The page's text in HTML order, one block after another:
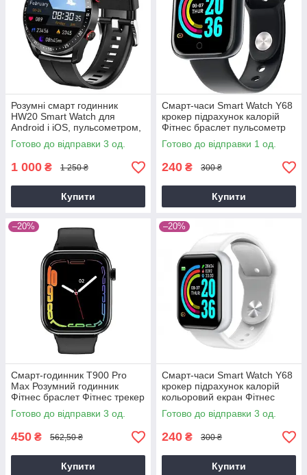
Розумні смарт годинник
HW20 Smart Watch для
Android і iOS, пульсометром,
тонометром, крокоміром
(чорні ))
Готово до відправки 3 од.
1 000 ₴ 1 250 ₴
Купити
Смарт-часи Smart Watch Y68
крокер підрахунок калорій
Фітнес браслет пульсометр
тонометр
Готово до відправки 1 од.
240 ₴ 300 ₴
Купити
–20%
Смарт-годинник T900 Pro
Max Розумний годинник
Фітнес браслет Фітнес трекер
Готово до відправки 3 од.
450 ₴ 562,50 ₴
Купити
–20%
Смарт-часи Smart Watch Y68
крокер підрахунок калорій
кольоровий екран Фітнес
браслет пульсометр
тонометр
Готово до відправки 3 од.
240 ₴ 300 ₴
Купити